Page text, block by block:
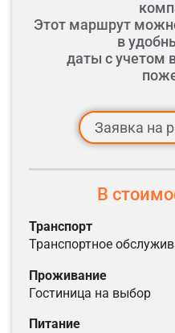
Этот маршрут
в
даты с учетом
Заявка на
В
транспорт
транспортное
проживание
гостиница на выбор
питание